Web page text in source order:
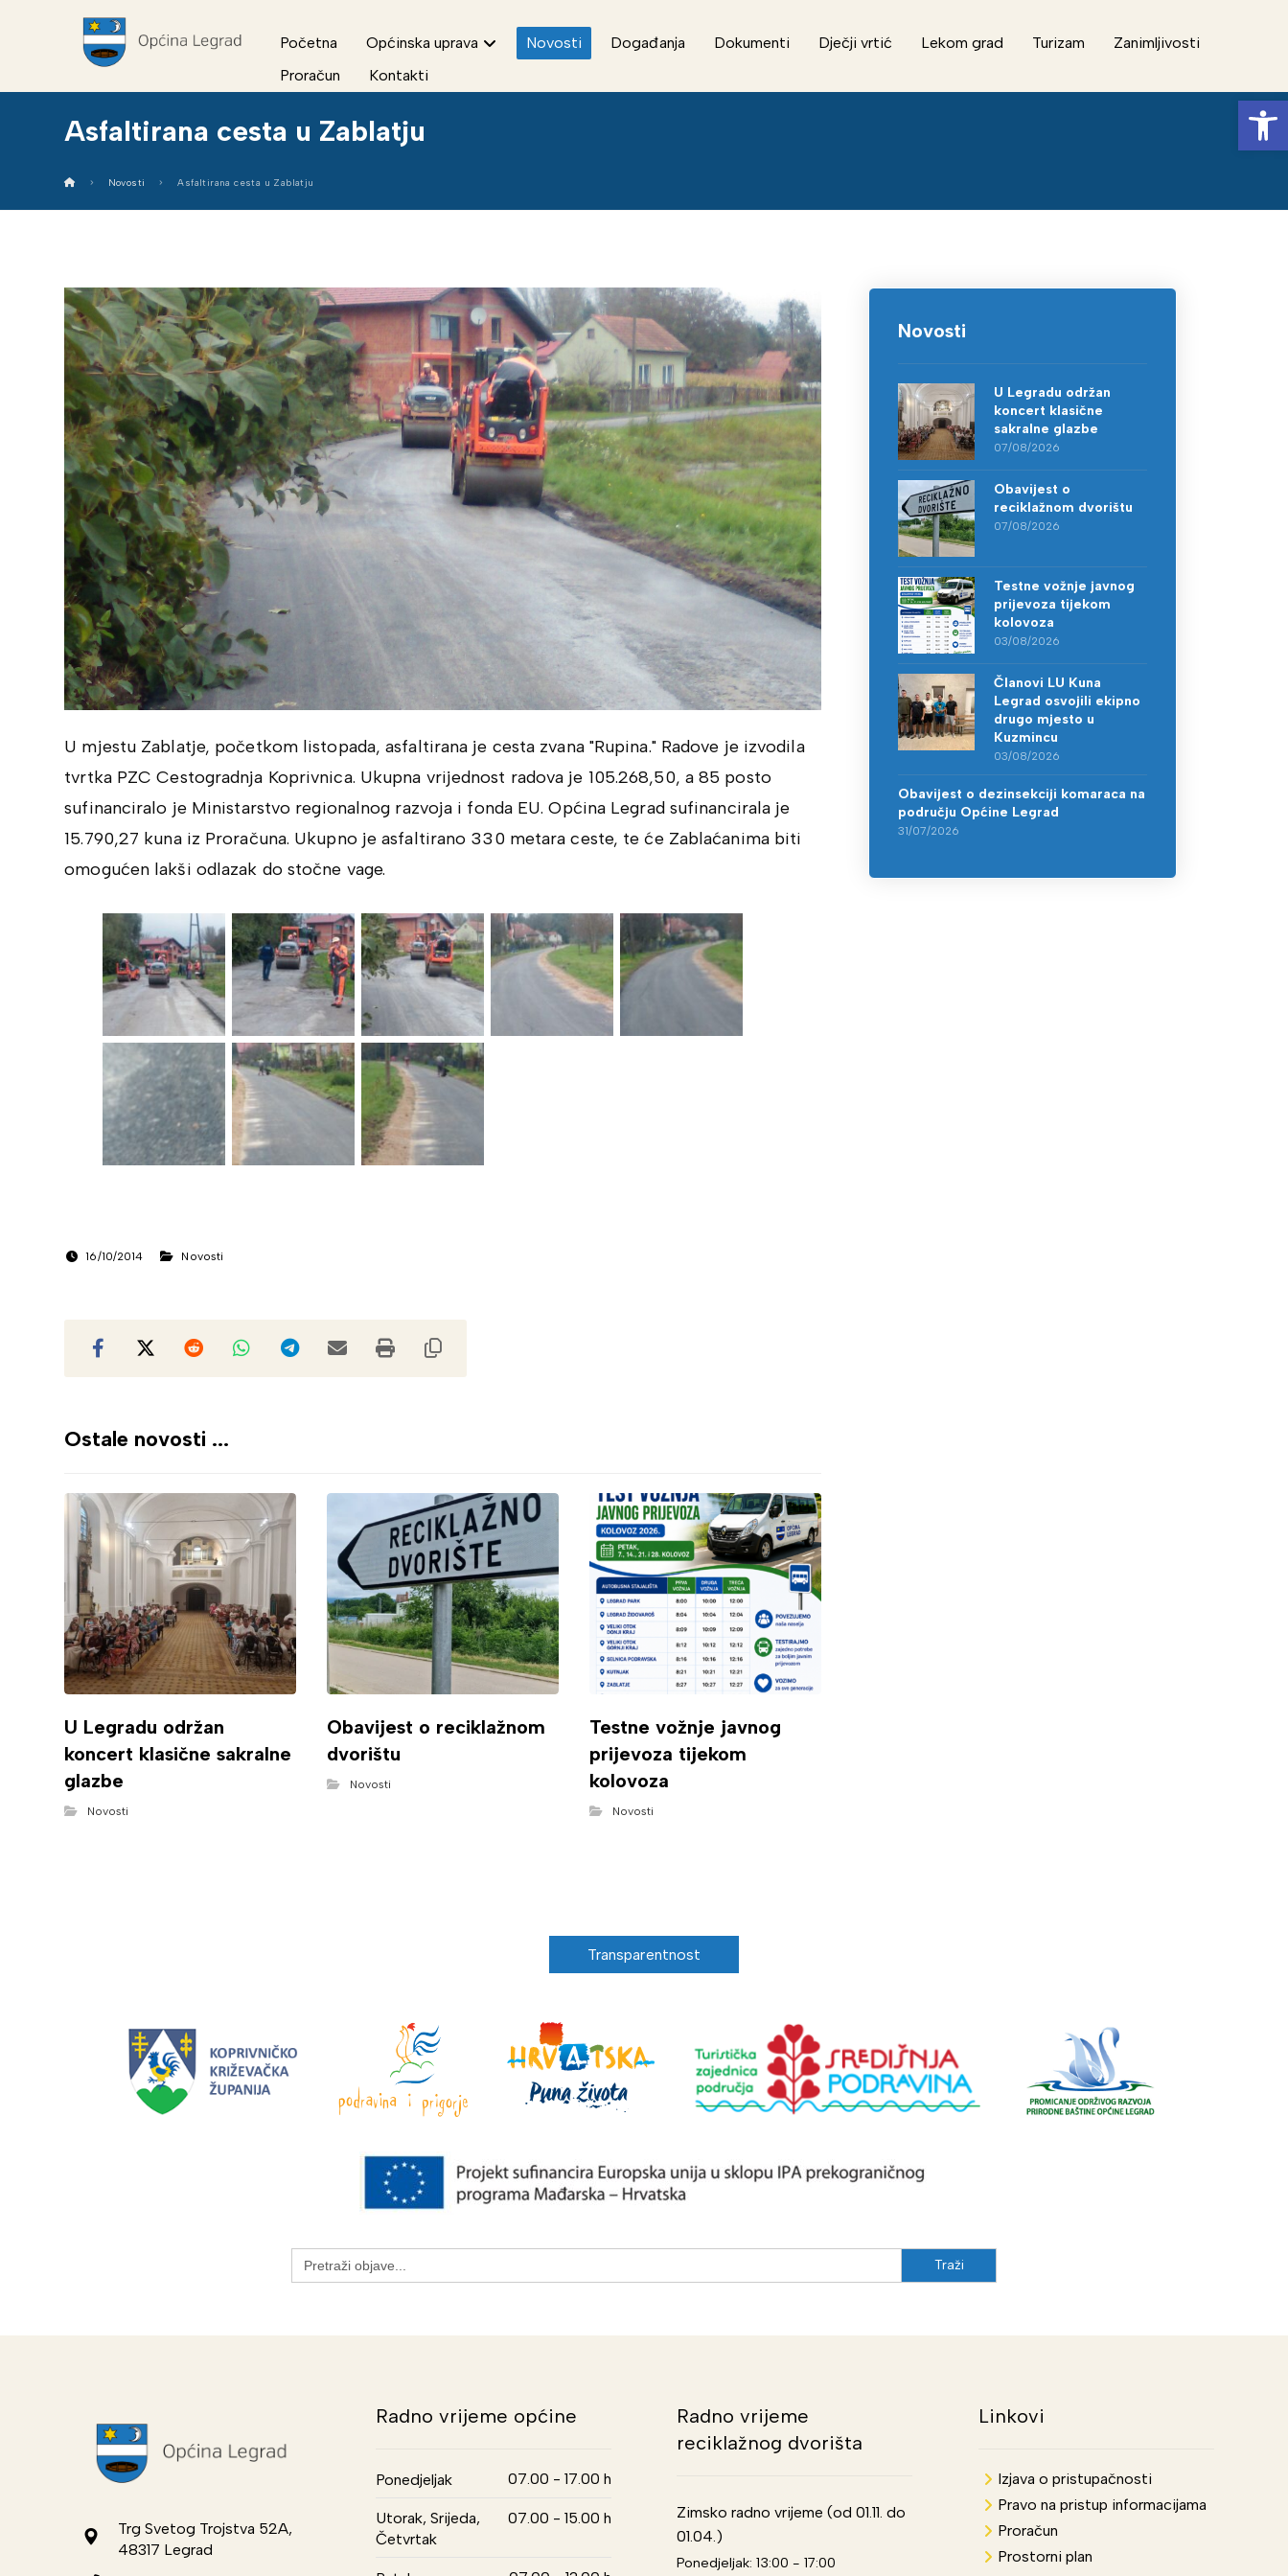
Početna Općinska uprava Novosti Događanja Dokumenti Dječji vrtić Lekom grad Turizam
Zanimljivosti
Proračun
Kontakti
Asfaltirana cesta u Zablatju
Novosti Asfaltirana cesta u Zablatju
U mjestu Zablatje, početkom listopada, asfaltirana je cesta zvana "Rupina." Radove je izvodila
tvrtka PZC Cestogradnja Koprivnica. Ukupna vrijednost radova je 105.268,50, a 85 posto
sufinanciralo je Ministarstvo regionalnog razvoja i fonda EU. Općina Legrad sufinancirala je
15.790,27 kuna iz Proračuna. Ukupno je asfaltirano 330 metara ceste, te će Zablaćanima biti
omogućen lakši odlazak do stočne vage.
16/10/2014 Novosti
Ostale novosti ...
U Legradu održan
koncert klasične sakralne
glazbe
Novosti
Obavijest o reciklažnom
dvorištu
Novosti
Testne vožnje javnog
prijevoza tijekom
kolovoza
Novosti
Novosti
U Legradu održan
koncert klasične
sakralne glazbe
07/08/2026
Obavijest o
reciklažnom dvorištu
07/08/2026
Testne vožnje javnog
prijevoza tijekom
kolovoza
03/08/2026
Članovi LU Kuna
Legrad osvojili ekipno
drugo mjesto u
Kuzmincu
03/08/2026
Obavijest o dezinsekciji komaraca na
području Općine Legrad
31/07/2026
Transparentnost
Search
for:
Trg Svetog Trojstva 52A,
48317 Legrad
Radno vrijeme općine
Ponedjeljak 07.00 - 17.00 h
Utorak, Srijeda,
Četvrtak
07.00 - 15.00 h
Radno vrijeme
reciklažnog dvorišta
Zimsko radno vrijeme (od 01.11. do
01.04.)
Ponedjeljak: 13:00 - 17:00
Linkovi
Izjava o pristupačnosti
Pravo na pristup informacijama
Proračun
Prostorni plan